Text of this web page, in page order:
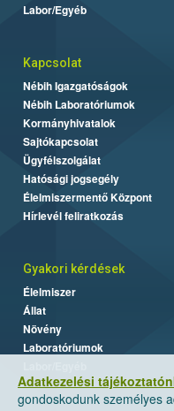
Adatkezelési
gondoskodunk személyes
Labor/Egyéb
Kapcsolat
Nébih Igazgatóságok
Nébih Laboratóriumok
Kormányhivatalok
Sajtókapcsolat
Ügyfélszolgálat
Hatósági jogsegély
Élelmiszermentő Központ
Hírlevél feliratkozás
Gyakori kérdések
Élelmiszer
Állat
Növény
Laboratóriumok